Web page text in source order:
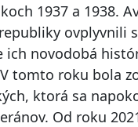
1937 a 1938.
ovplyvnili
ich novodobá
tomto roku bola
ktorá sa
Od roku